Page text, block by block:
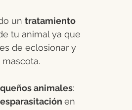
un tratamiento
tu animal ya que
de eclosionar y
animales:
en